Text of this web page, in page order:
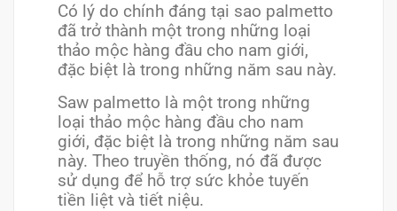
Có lý do chính đáng tại sao palmetto
đã trở thành một trong những loại
thảo mộc hàng đầu cho nam giới,
đặc biệt là trong những năm sau này.
Saw palmetto là một trong những
loại thảo mộc hàng đầu cho nam
giới, đặc biệt là trong những năm sau
này. Theo truyền thống, nó đã được
sử dụng để hỗ trợ sức khỏe tuyến
tiền liệt và tiết niệu.